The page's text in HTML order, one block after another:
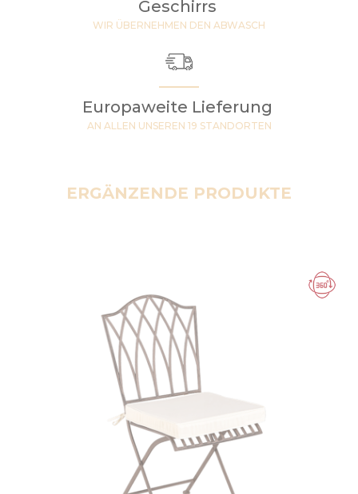
Geschirrs
WIR ÜBERNEHMEN DEN ABWASCH
Europaweite Lieferung
AN ALLEN UNSEREN 19 STANDORTEN
ERGÄNZENDE PRODUKTE